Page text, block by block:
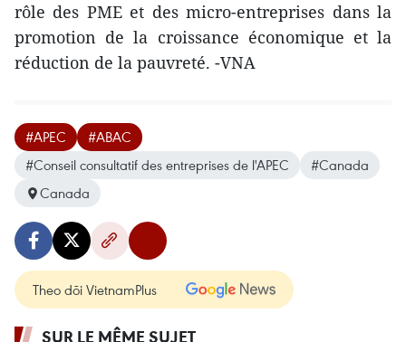
rôle des PME et des micro-entreprises dans la
promotion de la croissance économique et la
réduction de la pauvreté. -VNA
#APEC
#ABAC
#Conseil consultatif des entreprises de l'APEC
#Canada
Canada
Theo dõi VietnamPlus
SUR LE MÊME SUJET